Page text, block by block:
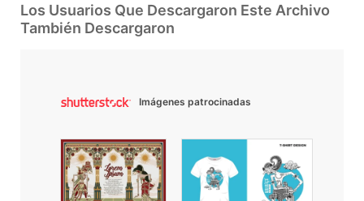
Los Usuarios Que Descargaron Este Archivo
También Descargaron
Imágenes patrocinadas